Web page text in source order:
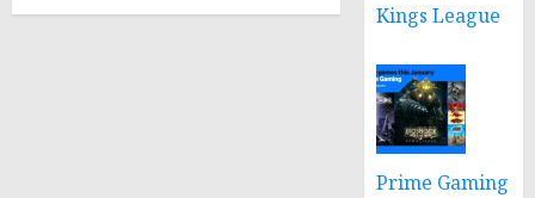
Kings League
Prime Gaming